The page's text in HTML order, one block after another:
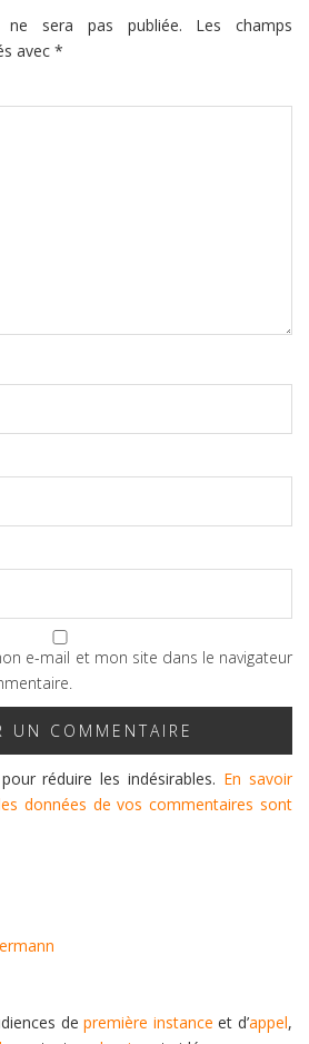
ne sera pas publiée.
Les champs
avec *
e-mail et mon site dans le navigateur
réduire les indésirables. En savoir
données de vos commentaires sont
depremière instance et d’appel,